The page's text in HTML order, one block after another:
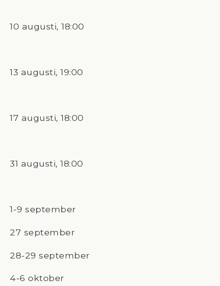
10 augusti, 18:00
13 augusti, 19:00
17 augusti, 18:00
31 augusti, 18:00
1-9 september
27 september
28-29 september
4-6 oktober